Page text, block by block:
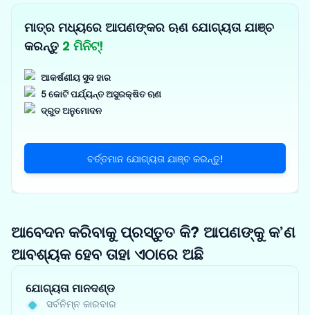
ମାତ୍ର ମଧ୍ୟରେ ଆପଣଙ୍କର ଋଣ ଯୋଗ୍ୟତା ଯାଞ୍ଚ
କରନ୍ତୁ 2 ମିନିଟ୍!
ଆକର୍ଷଣୀୟ ସୁଦ ହାର
5 କୋଟି ପର୍ଯ୍ୟନ୍ତ ଅସୁରକ୍ଷିତ ଋଣ
ଦ୍ରୁତ ଅନୁମୋଦନ
ବର୍ତ୍ତମାନ ଯୋଗ୍ୟତା ଯାଞ୍ଚ କରନ୍ତୁ!
ଆବେଦନ କରିବାକୁ ପ୍ରସ୍ତୁତ କି? ଆପଣଙ୍କୁ କ’ଣ
ଆବଶ୍ୟକ ହେବ ତାହା ଏଠାରେ ଅଛି
ଯୋଗ୍ୟତା ମାନଦଣ୍ଡ
ସର୍ବନିମ୍ନ କାରବାର